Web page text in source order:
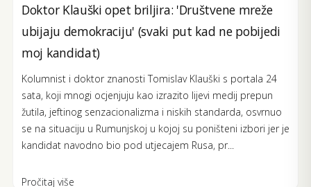
Doktor Klauški opet briljira: 'Društvene mreže
ubijaju demokraciju' (svaki put kad ne pobijedi
moj kandidat)
Kolumnist i doktor znanosti Tomislav Klauški s portala 24
sata, koji mnogi ocjenjuju kao izrazito lijevi medij prepun
žutila, jeftinog senzacionalizma i niskih standarda, osvrnuo
se na situaciju u Rumunjskoj u kojoj su poništeni izbori jer je
kandidat navodno bio pod utjecajem Rusa, pr...
Pročitaj više